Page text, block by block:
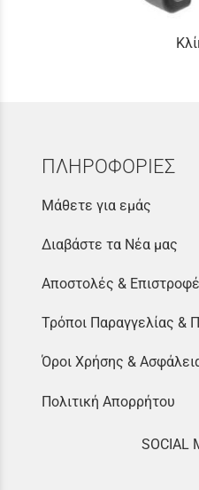
ΠΛΗΡΟΦΟΡΙΕΣ
Μάθετε για εμάς
Διαβάστε τα Νέα μας
Αποστολές &
Τρόποι Παραγγελίας &
Όροι Χρήσης &
Πολιτική Απορρήτου
SOCIAL